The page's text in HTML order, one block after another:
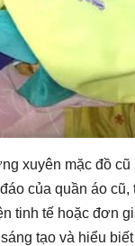
xuyên mặc đồ cũ
của quần áo
tinh tế hoặc đơn
tạo và hiểu